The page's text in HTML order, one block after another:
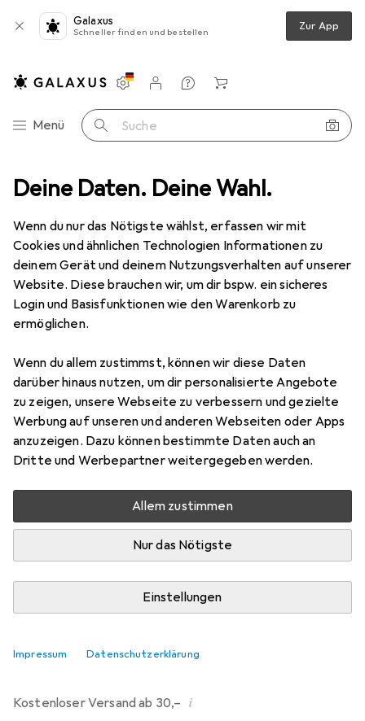
Deine Daten. Deine Wahl.
Wenn du nur das Nötigste wählst, erfassen wir mit
Cookies und ähnlichen Technologien Informationen zu
deinem Gerät und deinem Nutzungsverhalten auf unserer
Website. Diese brauchen wir, um dir bspw. ein sicheres
Login und Basisfunktionen wie den Warenkorb zu
ermöglichen.
Wenn du allem zustimmst, können wir diese Daten
darüber hinaus nutzen, um dir personalisierte Angebote
zu zeigen, unsere Webseite zu verbessern und gezielte
Werbung auf unseren und anderen Webseiten oder Apps
anzuzeigen. Dazu können bestimmte Daten auch an
Dritte und Werbepartner weitergegeben werden.
Allem zustimmen
Nur das Nötigste
Einstellungen
Impressum Datenschutzerklärung
Galaxus
Schneller finden und bestellen Zur App
Navigation nach Kategorien
Menü Suche
Einstellungen
Kundenkonto
Vergleichslisten
Merklisten
Warenkorb
+ Zubehör Packsack Sea To Summit Mesh Stuff Sack
10 Bilder
Sea To Summit Mesh Stuff Sack
EUR
28,02
Bewertungen Marke
Mehr von Sea To Summit
Mehr als 10 Stück an Lager beim Drittanbieter
Lieferort angeben für genaue Lieferzeit
In den Warenkorb
Vergleichen
Kostenloser Versand ab 30,– i